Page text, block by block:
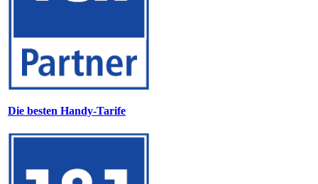
Die besten Handy-Tarife